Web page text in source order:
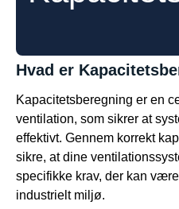
Hvad er
Kapacitetsberegning er en
ventilation, som sikrer at
effektivt. Gennem korrekt
sikre, at dine
specifikke krav, der kan
industrielt miljø.